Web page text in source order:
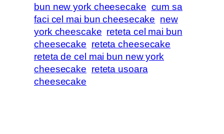
bun new york cheesecake cum sa
faci cel mai bun cheesecake new
york cheescake reteta cel mai bun
cheesecake reteta cheesecake
reteta de cel mai bun new york
cheesecake reteta usoara
cheesecake